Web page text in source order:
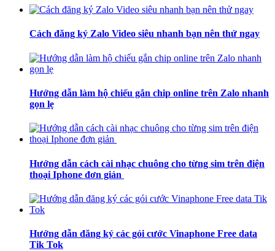
Cách đăng ký Zalo Video siêu nhanh bạn nên thử ngay
Hướng dẫn làm hộ chiếu gắn chip online trên Zalo nhanh
gọn lẹ
Hướng dẫn cách cài nhạc chuông cho từng sim trên điện
thoại Iphone đơn giản
Hướng dẫn đăng ký các gói cước Vinaphone Free data
Tik Tok